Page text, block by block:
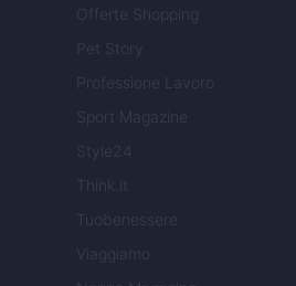
Offerte Shopping
Pet Story
Professione Lavoro
Sport Magazine
Style24
Think.it
Tuobenessere
Viaggiamo